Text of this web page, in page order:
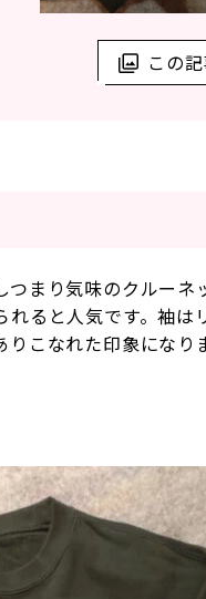
この
まり気味のクルー
ると人気です。袖は
こなれた印象になり